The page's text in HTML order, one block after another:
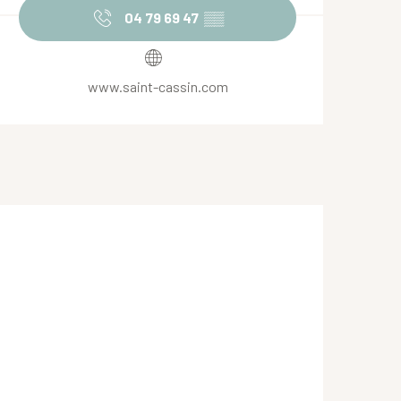
04 79 69 47 ▒▒
www.saint-cassin.com